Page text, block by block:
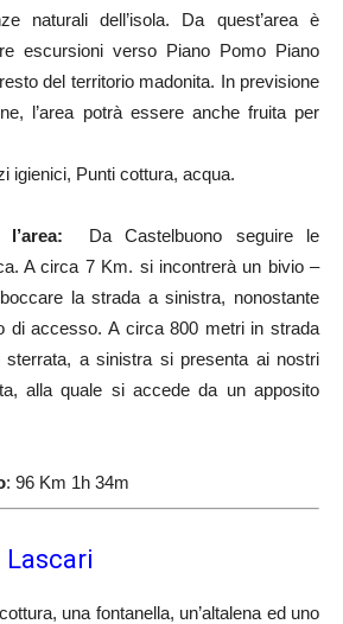
naturali dell’isola. Da quest’area è
escursioni verso Piano Pomo Piano
del territorio madonita. In previsione
l’area potrà essere anche fruita per
igienici, Punti cottura, acqua.
l’area: Da Castelbuono seguire le
A circa 7 Km. si incontrerà un bivio –
la strada a sinistra, nonostante
di accesso. A circa 800 metri in strada
sterrata, a sinistra si presenta ai nostri
alla quale si accede da un apposito
: 96 Km 1h 34m
una fontanella, un’altalena ed uno